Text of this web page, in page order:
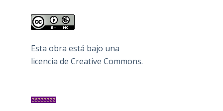
Esta obra está bajo una
licencia de Creative Commons.